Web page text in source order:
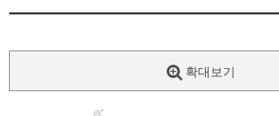
확대보기